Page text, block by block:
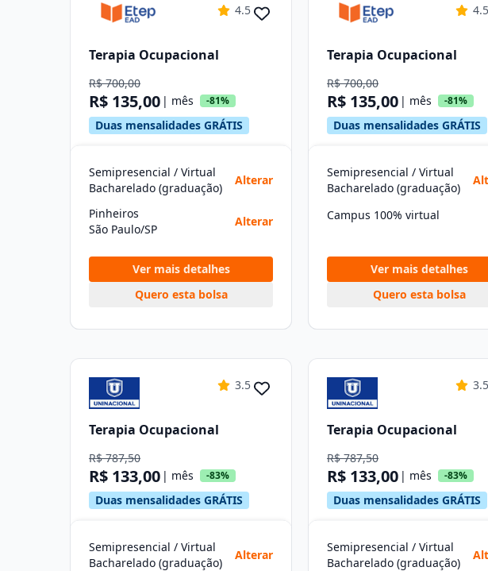
4.5
Terapia Ocupacional
R$ 700,00
R$ 135,00 | mês -81%
Duas mensalidades GRÁTIS
Semipresencial / Virtual
Bacharelado (graduação)
Alterar
Pinheiros
São Paulo/SP
Alterar
Ver mais detalhes
Quero esta bolsa
4.5
Terapia Ocupacional
R$ 700,00
R$ 135,00 | mês -81%
Duas mensalidades GRÁTIS
Semipresencial / Virtual
Bacharelado (graduação)
Campus 100% virtual
Ver mais detalhes
Quero esta bolsa
3.5
Terapia Ocupacional
R$ 787,50
R$ 133,00 | mês -83%
Duas mensalidades GRÁTIS
Semipresencial / Virtual
Bacharelado (graduação)
Alterar
3.5
Terapia Ocupacional
R$ 787,50
R$ 133,00 | mês -83%
Duas mensalidades GRÁTIS
Semipresencial / Virtual
Bacharelado (graduação)